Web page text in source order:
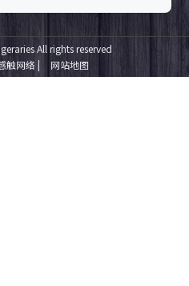
All rights reserved
触网络 | 网站地图